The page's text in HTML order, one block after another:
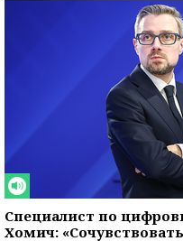
Специалист по
Хомич: